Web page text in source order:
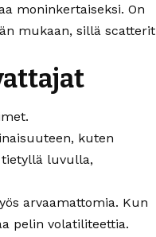
moninkertaiseksi. On
mukaan, sillä scatterit
kuten
tietyllä luvulla,
arvaamattomia. Kun
pelin volatiliteettia.